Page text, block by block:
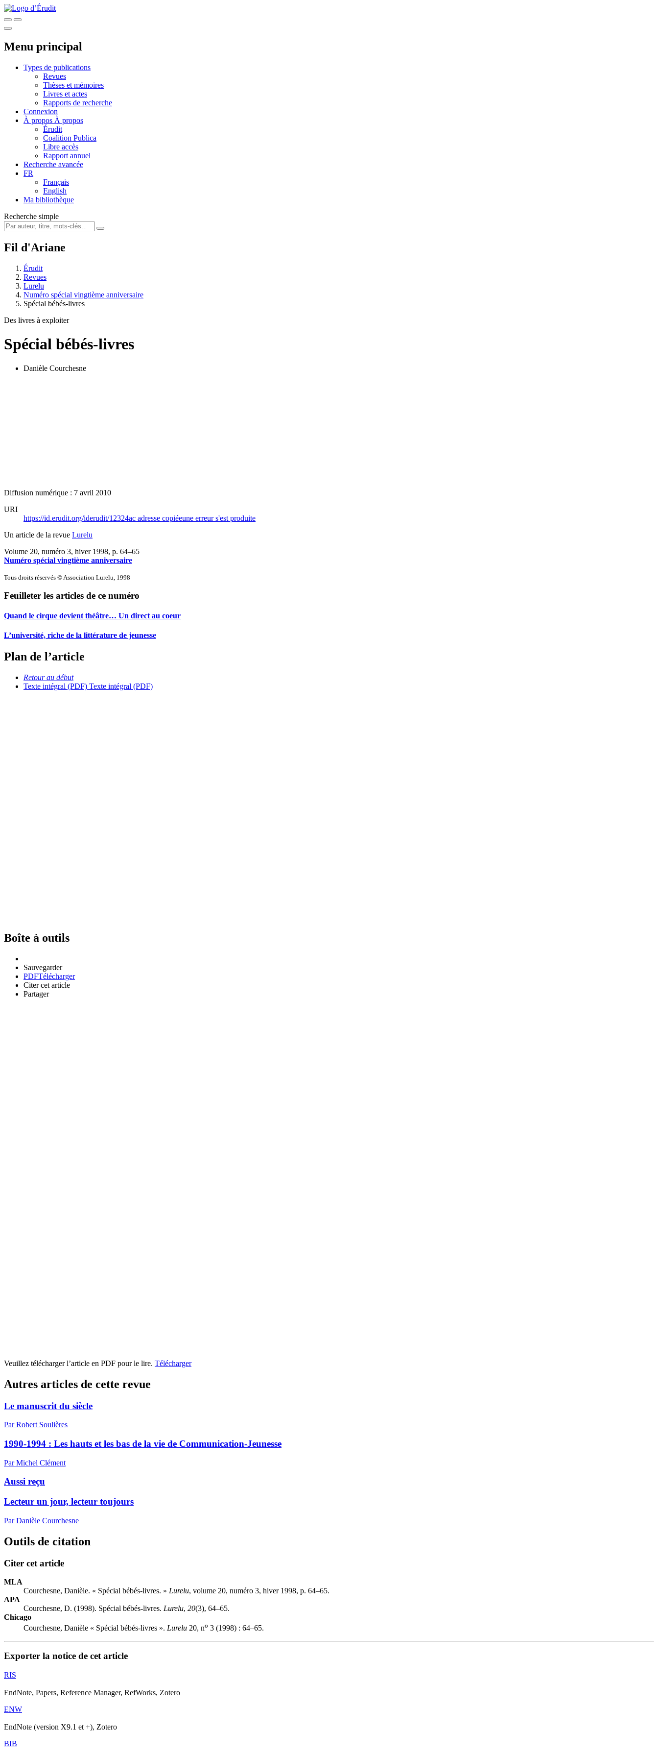
Menu principal
Types de publications
Revues
Thèses et mémoires
Livres et actes
Rapports de recherche
Connexion
À propos À propos
Érudit
Coalition Publica
Libre accès
Rapport annuel
Recherche avancée
FR
Français
English
Ma bibliothèque
Recherche simple
Fil d'Ariane
Érudit
Revues
Lurelu
Numéro spécial vingtième anniversaire
Spécial bébés-livres
Des livres à exploiter
Spécial bébés-livres
Danièle Courchesne
Diffusion numérique : 7 avril 2010
URI
https://id.erudit.org/iderudit/12324ac adresse copiéeune erreur s'est produite
Un article de la revue Lurelu
Volume 20, numéro 3, hiver 1998, p. 64–65
Numéro spécial vingtième anniversaire
Tous droits réservés © Association Lurelu, 1998
Feuilleter les articles de ce numéro
Quand le cirque devient théâtre… Un direct au coeur
L’université, riche de la littérature de jeunesse
Plan de l’article
Retour au début
Texte intégral (PDF) Texte intégral (PDF)
Boîte à outils
Sauvegarder
PDFTélécharger
Citer cet article
Partager
Veuillez télécharger l’article en PDF pour le lire. Télécharger
Autres articles de cette revue
Le manuscrit du siècle
Par Robert Soulières
1990-1994 : Les hauts et les bas de la vie de Communication-Jeunesse
Par Michel Clément
Aussi reçu
Lecteur un jour, lecteur toujours
Par Danièle Courchesne
Outils de citation
Citer cet article
MLA
Courchesne, Danièle. « Spécial bébés-livres. » Lurelu, volume 20, numéro 3, hiver 1998, p. 64–65.
APA
Courchesne, D. (1998). Spécial bébés-livres. Lurelu, 20(3), 64–65.
Chicago
Courchesne, Danièle « Spécial bébés-livres ». Lurelu 20, no 3 (1998) : 64–65.
Exporter la notice de cet article
RIS
EndNote, Papers, Reference Manager, RefWorks, Zotero
ENW
EndNote (version X9.1 et +), Zotero
BIB